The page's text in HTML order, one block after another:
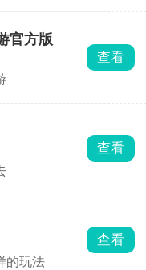
官方版
查看
查看
的玩法
查看